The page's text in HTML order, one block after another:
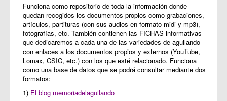
Funciona como repositorio de toda la información donde
quedan recogidos los documentos propios como grabaciones,
artículos, partituras (con sus audios en formato midi y mp3),
fotografías, etc. También contienen las FICHAS informativas
que dedicaremos a cada una de las variedades de aguilando
con enlaces a los documentos propios y externos (YouTube,
Lomax, CSIC, etc.) con los que esté relacionado. Funciona
como una base de datos que se podrá consultar mediante dos
formatos:
1) El blog memoriadelaguilando